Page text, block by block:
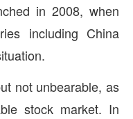
in 2008, when
including China
not unbearable, as
stock market. In